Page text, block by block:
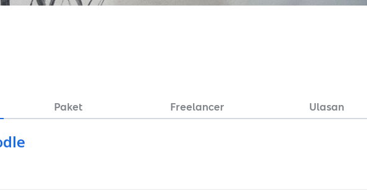
Paket Freelancer Ulasan